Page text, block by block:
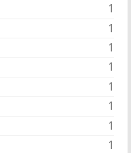
1
1
1
1
1
1
1
1